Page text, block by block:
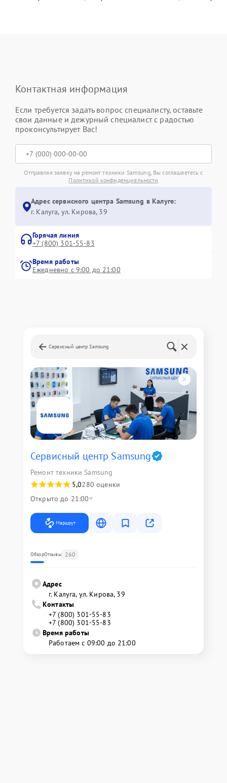
Контактная информация
Если требуется задать вопрос специалисту, оставьте
свои данные и дежурный специалист с радостью
проконсультирует Вас!
Отправляя заявку на ремонт техники Samsung, Вы соглашаетесь с
Политикой конфиденциальности
Адрес сервисного центра Samsung в Калуге:
г. Калуга, ул. Кирова, 39
Горячая линия
+7 (800) 301-55-83
Время работы
Ежедневно с 9:00 до 21:00
Сервисный центр Samsung
Сервисный центр Samsung
Ремонт техники Samsung
5,0280 оценки
Открыто до 21:00
Маршрут
ОбзорОтзывы 260
Адрес
г. Калуга, ул. Кирова, 39
Контакты
+7 (800) 301-55-83
+7 (800) 301-55-83
Время работы
Работаем с 09:00 до 21:00